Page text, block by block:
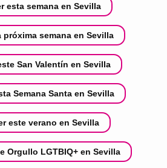
esta semana en Sevilla
próxima semana en Sevilla
San Valentín en Sevilla
Semana Santa en Sevilla
este verano en Sevilla
Orgullo LGTBIQ+ en Sevilla